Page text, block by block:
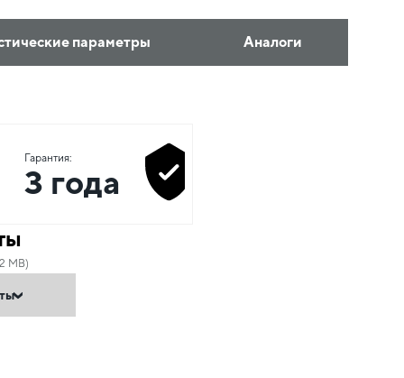
параметры Аналоги
Гарантия:
3 года
MB)